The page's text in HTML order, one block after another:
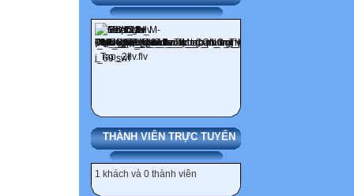
THÀNH VIÊN TRỰC TUYẾN
1 khách và 0 thành viên